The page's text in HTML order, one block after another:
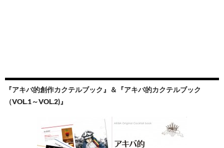
『アキバ的創作カクテルブック』＆『アキバ的カクテルブック
（VOL.1～VOL.2)』